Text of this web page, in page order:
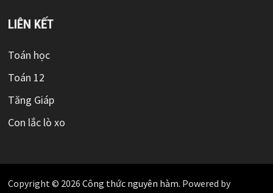
LIÊN KẾT
Toán học
Toán 12
Tăng Giáp
Con lắc lò xo
Copyright © 2026 Công thức nguyên hàm. Powered by